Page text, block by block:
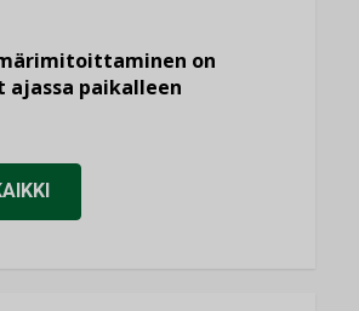
on
ajassa paikalleen